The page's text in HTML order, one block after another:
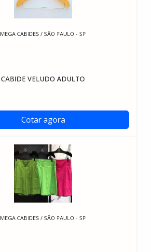
MEGA CABIDES / SÃO PAULO - SP
CABIDE VELUDO ADULTO
Cotar agora
MEGA CABIDES / SÃO PAULO - SP